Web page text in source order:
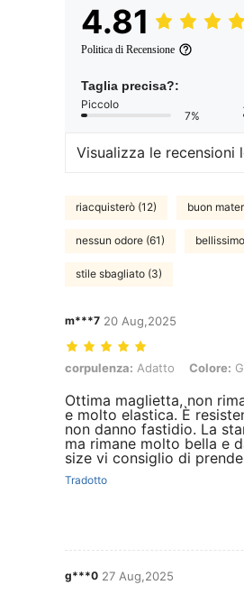
4.81
Politica di Recensione
Taglia precisa?:
Piccolo
7%
Visualizza le recensioni
riacquisterò (12) buon
nessun odore (61)
stile sbagliato (3)
m***7 20 Aug,2025
corpulenza: Adatto, Colore: Grigio
corpulenza: Adatto Colore:
Ottima maglietta, non
e molto elastica. È
non danno fastidio. La
ma rimane molto bella e
size vi consiglio di
Tradotto
g***0 27 Aug,2025